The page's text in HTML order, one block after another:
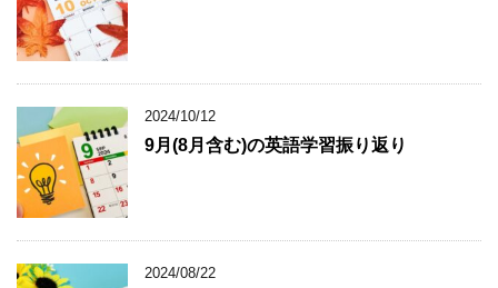
2024/10/12
9月(8月含む)の英語学習振り返り
2024/08/22